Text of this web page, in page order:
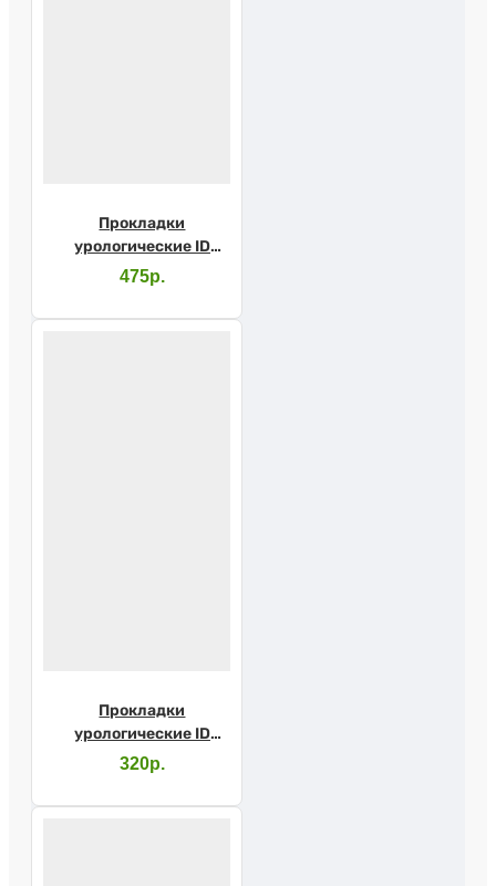
Прокладки
урологические ID
Extra plus №16
475р.
Прокладки
урологические ID
Light Advanced extra
320р.